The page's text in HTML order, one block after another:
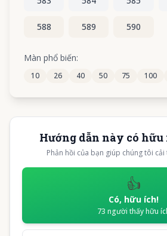
588 589 590
Màn phổ biến:
10 26 40 50 75 100
Hướng dẫn này có
Phản hồi của bạn giúp chúng tôi
👍
Có, hữu ích!
73 người thấy hữu